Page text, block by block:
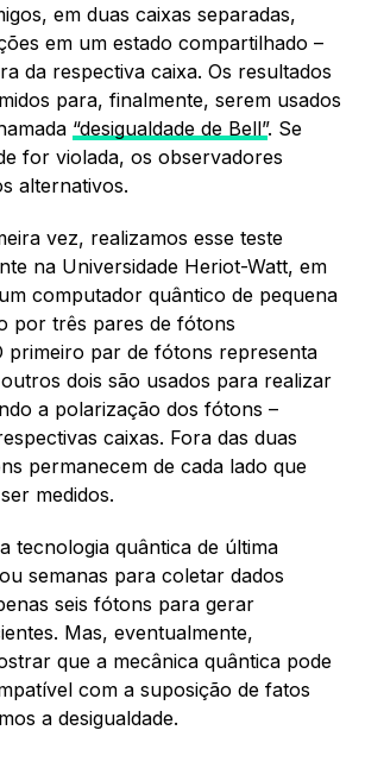
em duas caixas separadas,
em um estado compartilhado –
da respectiva caixa. Os resultados
para, finalmente, serem usados
“desigualdade de Bell”. Se
for violada, os observadores
alternativos.
vez, realizamos esse teste
na Universidade Heriot-Watt, em
computador quântico de pequena
por três pares de fótons
primeiro par de fótons representa
dois são usados ​​para realizar
a polarização dos fótons –
caixas. Fora das duas
permanecem de cada lado que
medidos.
tecnologia quântica de última
semanas para coletar dados
seis fótons para gerar
Mas, eventualmente,
que a mecânica quântica pode
com a suposição de fatos
a desigualdade.